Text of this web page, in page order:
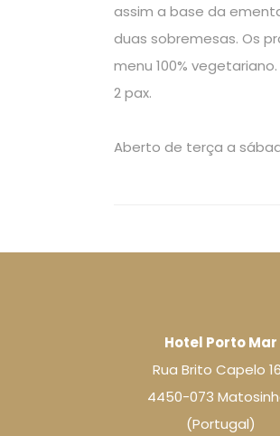
assim a base da
duas sobremesas. Os
menu 100%
2 pax.
Aberto de terça a
Hotel Porto Mar
Rua Brito Capelo
4450-073
(Portugal)